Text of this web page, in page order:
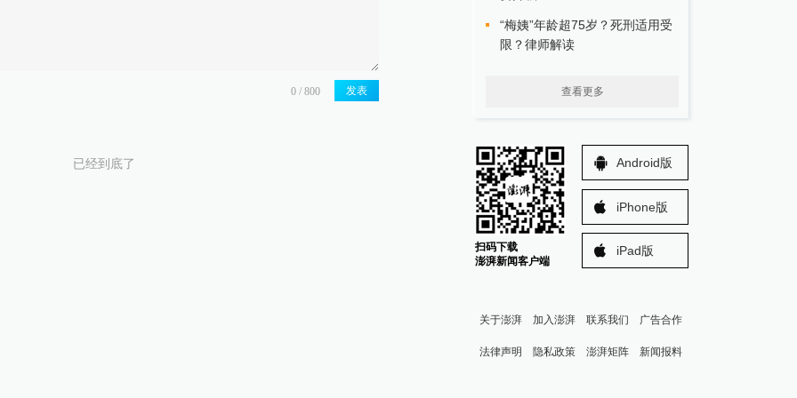
发表
已经到底了
“梅姨”年龄超75岁？死刑适用受
限？律师解读
查看更多
扫码下载
澎湃新闻客户端
Android版
iPhone版
iPad版
关于澎湃 加入澎湃 联系我们 广告合作
法律声明 隐私政策 澎湃矩阵 新闻报料